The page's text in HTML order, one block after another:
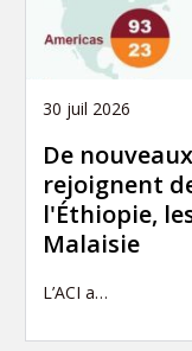
30 juil 2026
De
rejoignent
l'Éthiopie,
Malaisie
L’ACI a…